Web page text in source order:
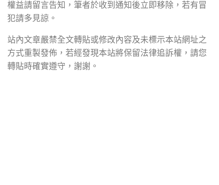
權益請留言告知，筆者於收到通知後立即移除，若有冒
犯請多見諒。
站內文章嚴禁全文轉貼或修改內容及未標示本站網址之
方式重製發佈，若經發現本站將保留法律追訴權，請您
轉貼時確實遵守，謝謝。